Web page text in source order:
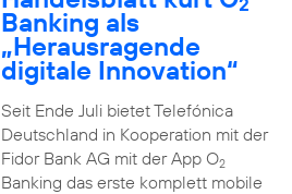
Banking als
„Herausragende
digitale Innovation“
Seit Ende Juli bietet Telefónica
Deutschland in Kooperation mit der
Fidor Bank AG mit der App O2
Banking das erste komplett mobile